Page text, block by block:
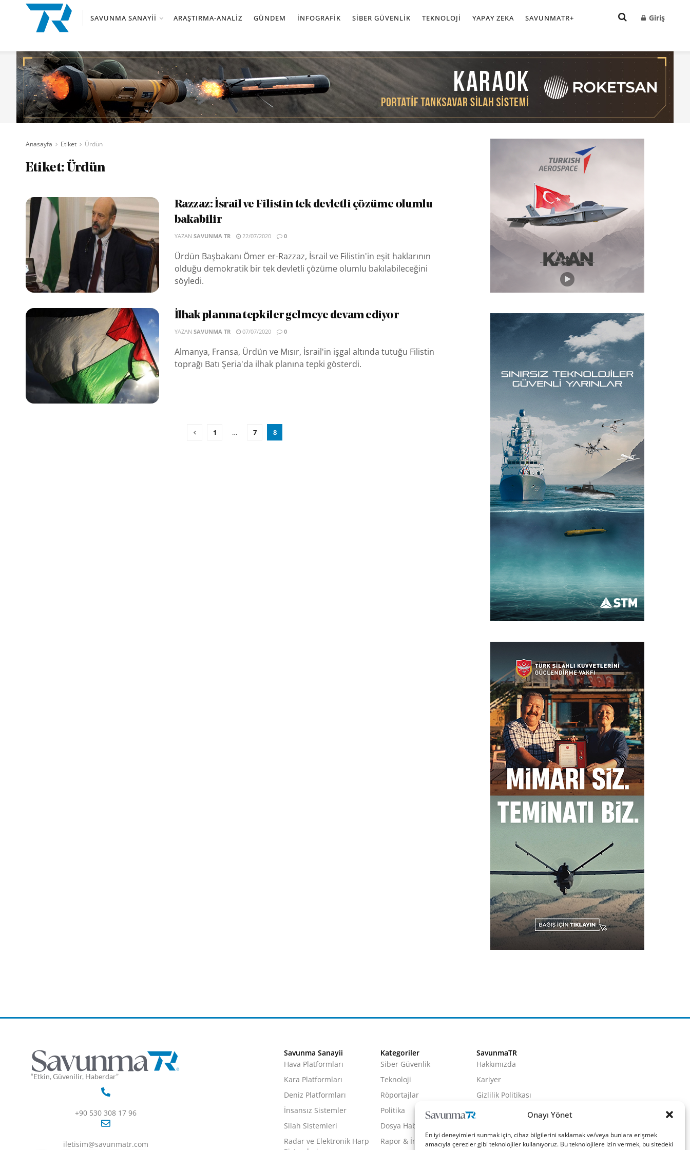
Onayı Yönet
En iyi deneyimleri sunmak için, cihaz bilgilerini saklamak ve/veya bunlara erişmek
amacıyla çerezler gibi teknolojiler kullanıyoruz. Bu teknolojilere izin vermek, bu sitedeki
SAVUNMA SANAYII ARAŞTIRMA-ANALIZ GÜNDEM İNFOGRAFIK SIBER GÜVENLIK TEKNOLOJI YAPAY ZEKA SAVUNMATR+ Giriş
Anasayfa Etiket Ürdün
Etiket: Ürdün
Razzaz: İsrail ve Filistin tek devletli çözüme olumlu
bakabilir
YAZAN SAVUNMA TR 22/07/2020 0
Ürdün Başbakanı Ömer er-Razzaz, İsrail ve Filistin'in eşit haklarının
olduğu demokratik bir tek devletli çözüme olumlu bakılabileceğini
söyledi.
İlhak planına tepkiler gelmeye devam ediyor
YAZAN SAVUNMA TR 07/07/2020 0
Almanya, Fransa, Ürdün ve Mısır, İsrail'in işgal altında tutuğu Filistin
toprağı Batı Şeria'da ilhak planına tepki gösterdi.
1 … 7 8
“Etkin, Güvenilir, Haberdar”
+90 530 308 17 96
iletisim@savunmatr.com
Savunma Sanayii
Hava Platformları
Kara Platformları
Deniz Platformları
İnsansız Sistemler
Silah Sistemleri
Radar ve Elektronik Harp
Kategoriler
Siber Güvenlik
Teknoloji
Röportajlar
Politika
Dosya Haber
Rapor & İnfografik
SavunmaTR
Hakkımızda
Kariyer
Gizlilik Politikası